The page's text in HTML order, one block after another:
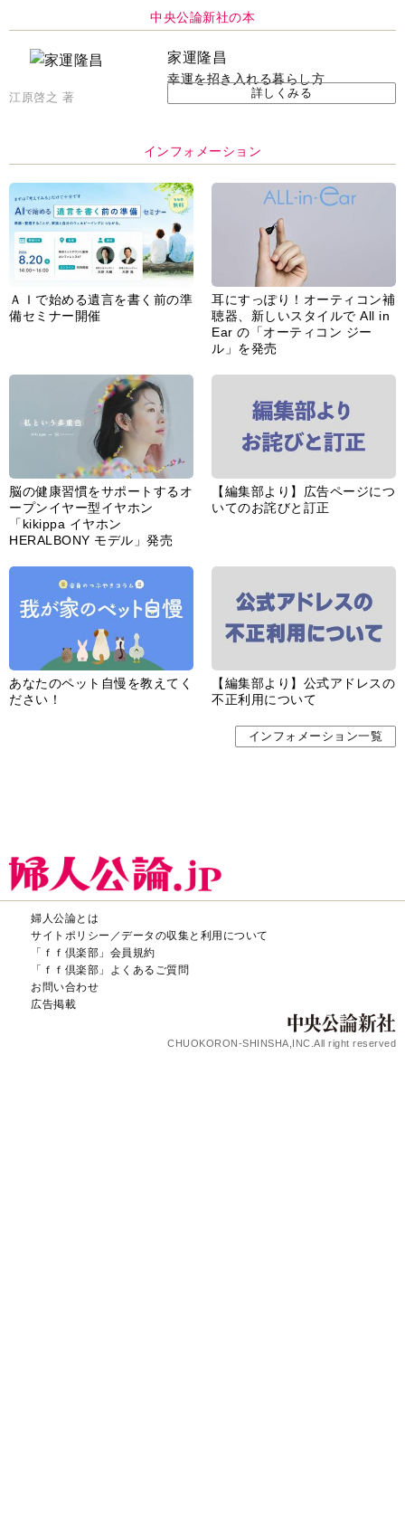
中央公論新社の本
家運隆昌
幸運を招き入れる暮らし方
江原啓之 著 詳しくみる
インフォメーション
ＡＩで始める遺言を書く前の準
備セミナー開催
耳にすっぽり！オーティコン補
聴器、新しいスタイルで All in
Ear の「オーティコン ジー
ル」を発売
脳の健康習慣をサポートするオ
ープンイヤー型イヤホン
「kikippa イヤホン
HERALBONY モデル」発売
【編集部より】広告ページにつ
いてのお詫びと訂正
あなたのペット自慢を教えてく
ださい！
【編集部より】公式アドレスの
不正利用について
インフォメーション一覧
婦人公論とは
サイトポリシー／データの収集と利用について
「ｆｆ倶楽部」会員規約
「ｆｆ倶楽部」よくあるご質問
お問い合わせ
広告掲載
CHUOKORON-SHINSHA,INC.All right reserved